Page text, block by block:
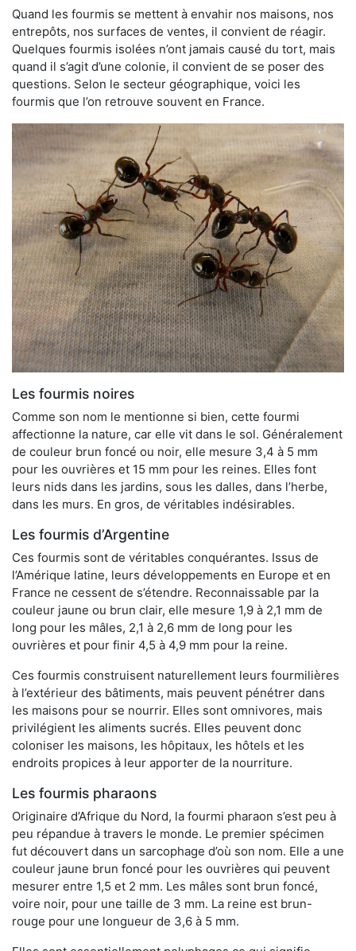
Quand les fourmis se mettent à envahir nos maisons, nos
entrepôts, nos surfaces de ventes, il convient de réagir.
Quelques fourmis isolées n’ont jamais causé du tort, mais
quand il s’agit d’une colonie, il convient de se poser des
questions. Selon le secteur géographique, voici les
fourmis que l’on retrouve souvent en France.
Les fourmis noires
Comme son nom le mentionne si bien, cette fourmi
affectionne la nature, car elle vit dans le sol. Généralement
de couleur brun foncé ou noir, elle mesure 3,4 à 5 mm
pour les ouvrières et 15 mm pour les reines. Elles font
leurs nids dans les jardins, sous les dalles, dans l’herbe,
dans les murs. En gros, de véritables indésirables.
Les fourmis d’Argentine
Ces fourmis sont de véritables conquérantes. Issus de
l’Amérique latine, leurs développements en Europe et en
France ne cessent de s’étendre. Reconnaissable par la
couleur jaune ou brun clair, elle mesure 1,9 à 2,1 mm de
long pour les mâles, 2,1 à 2,6 mm de long pour les
ouvrières et pour finir 4,5 à 4,9 mm pour la reine.
Ces fourmis construisent naturellement leurs fourmilières
à l’extérieur des bâtiments, mais peuvent pénétrer dans
les maisons pour se nourrir. Elles sont omnivores, mais
privilégient les aliments sucrés. Elles peuvent donc
coloniser les maisons, les hôpitaux, les hôtels et les
endroits propices à leur apporter de la nourriture.
Les fourmis pharaons
Originaire d’Afrique du Nord, la fourmi pharaon s’est peu à
peu répandue à travers le monde. Le premier spécimen
fut découvert dans un sarcophage d’où son nom. Elle a une
couleur jaune brun foncé pour les ouvrières qui peuvent
mesurer entre 1,5 et 2 mm. Les mâles sont brun foncé,
voire noir, pour une taille de 3 mm. La reine est brun-
rouge pour une longueur de 3,6 à 5 mm.